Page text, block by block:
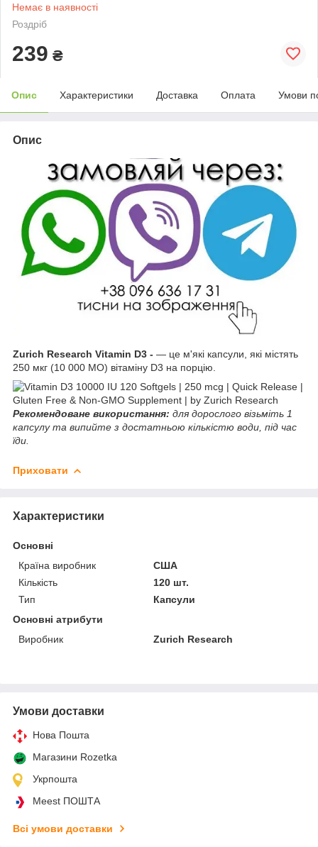
Немає в наявності
Роздріб
239 ₴
Опис Характеристики Доставка Оплата Умови
Опис
Zurich Research Vitamin D3 - — це м'які капсули, які містять
250 мкг (10 000 МО) вітаміну D3 на порцію.
Рекомендоване використання: для дорослого візьміть 1
капсулу та випийте з достатньою кількістю води, під час
їди.
Приховати
Характеристики
Основні
Країна виробник
США
Кількість
120 шт.
Тип
Капсули
Основні атрибути
Виробник
Zurich Research
Умови доставки
Нова Пошта
Магазини Rozetka
Укрпошта
Meest ПОШТА
Всі умови доставки